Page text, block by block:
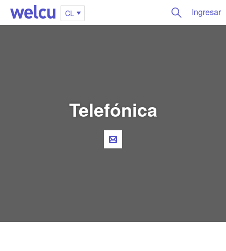
CL Ingresar
Telefónica